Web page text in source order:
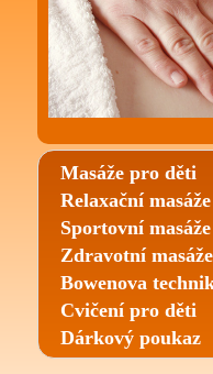
Masáže pro děti
Relaxační masáže
Sportovní masáže
Zdravotní masáže
Bowenova
Cvičení pro děti
Dárkový poukaz